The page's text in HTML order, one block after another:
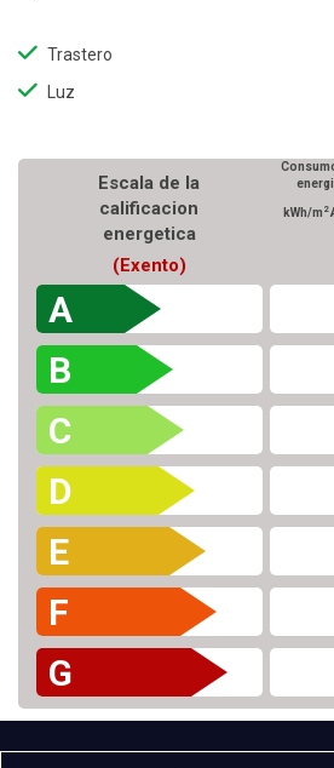
Trastero
Luz
Escala de la
calificacion
energetica
(Exento)
kWh/m 2
A
B
C
D
E
F
G